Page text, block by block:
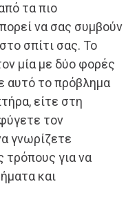
τα πιο
να σας συμβούν
σπίτι σας. Το
μία με δύο φορές
αυτό το πρόβλημα
είτε στη
τον
γνωρίζετε
τρόπους για να
και